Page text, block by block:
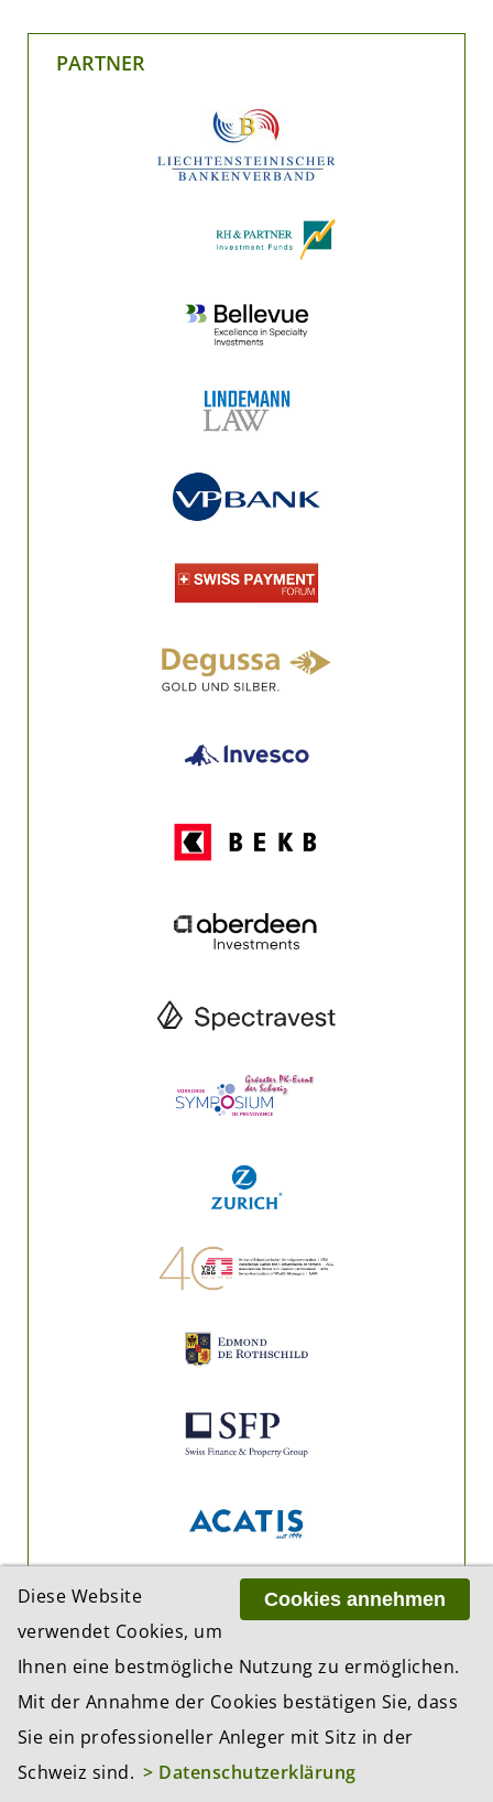
PARTNER
Cookies annehmen
Diese Website
verwendet Cookies, um
Ihnen eine bestmögliche Nutzung zu ermöglichen.
Mit der Annahme der Cookies bestätigen Sie, dass
Sie ein professioneller Anleger mit Sitz in der
Schweiz sind. > Datenschutzerklärung